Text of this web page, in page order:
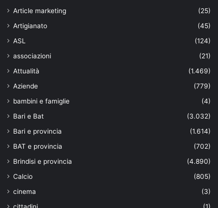
Article marketing
(25)
Artigianato
(45)
ASL
(124)
associazioni
(21)
Attualità
(1.469)
Aziende
(779)
bambini e famiglie
(4)
Bari e Bat
(3.032)
Bari e provincia
(1.614)
BAT e provincia
(702)
Brindisi e provincia
(4.890)
Calcio
(805)
cinema
(3)
cittadini
(1)